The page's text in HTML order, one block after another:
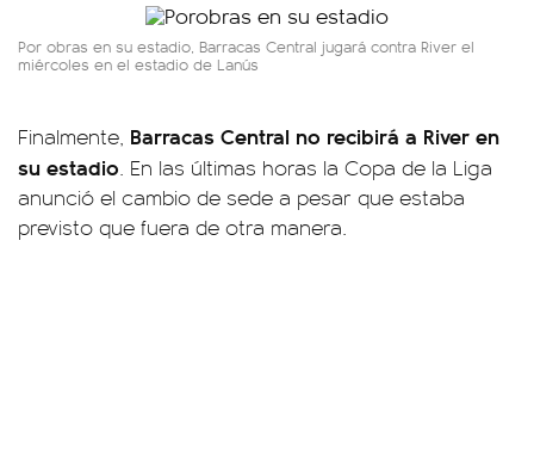
Por obras en su estadio, Barracas Central jugará contra River el
miércoles en el estadio de Lanús
Finalmente, Barracas Central no recibirá a River en
su estadio. En las últimas horas la Copa de la Liga
anunció el cambio de sede a pesar que estaba
previsto que fuera de otra manera.